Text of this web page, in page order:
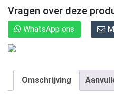
Vragen over deze
WhatsApp ons
Omschrijving